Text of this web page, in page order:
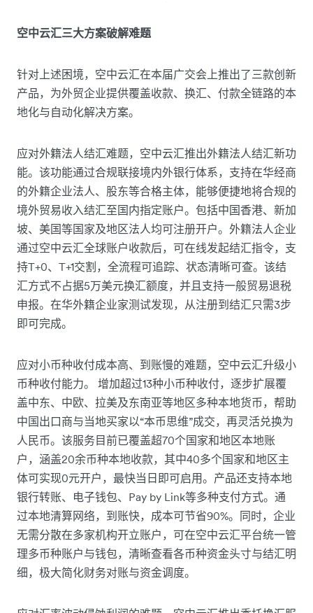
空中云汇三大方案破解难题
针对上述困境，空中云汇在本届广交会上推出了三款创新
产品，为外贸企业提供覆盖收款、换汇、付款全链路的本
地化与自动化解决方案。
应对外籍法人结汇难题，空中云汇推出外籍法人结汇新功
能。该功能通过合规联接境内外银行体系，支持在华经商
的外籍企业法人、股东等合格主体，能够便捷地将合规的
境外贸易收入结汇至国内指定账户。包括中国香港、新加
坡、美国等国家及地区法人均可注册开户。外籍法人企业
通过空中云汇全球账户收款后，可在线发起结汇指令，支
持T+0、T+1交割，全流程可追踪、状态清晰可查。该结
汇方式不占据5万美元换汇额度，并且支持一般贸易退税
申报。在华外籍企业家测试发现，从注册到结汇只需3步
即可完成。
应对小币种收付成本高、到账慢的难题，空中云汇升级小
币种收付能力。 增加超过13种小币种收付，逐步扩展覆
盖中东、中欧、拉美及东南亚等地区多种本地货币，帮助
中国出口商与当地买家以“本币思维”成交，再灵活兑换为
人民币。该服务目前已覆盖超70个国家和地区本地账
户，涵盖20余币种本地收款，其中40多个国家和地区主
体可实现0元开户，最快当日即可启用。产品还支持本地
银行转账、电子钱包、Pay by Link等多种支付方式。通
过本地清算网络，到账快，成本可节省90%。同时，企业
无需分散在多家机构开立账户，可在空中云汇平台统一管
理多币种账户与钱包，清晰查看各币种资金头寸与结汇明
细，极大简化财务对账与资金调度。